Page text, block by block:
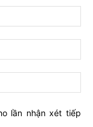
lần nhận xét tiếp